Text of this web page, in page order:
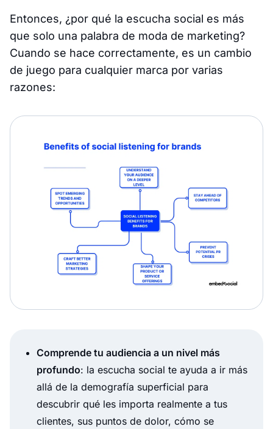
Entonces, ¿por qué la escucha social es más
que solo una palabra de moda de marketing?
Cuando se hace correctamente, es un cambio
de juego para cualquier marca por varias
razones:
Comprende tu audiencia a un nivel más
profundo: la escucha social te ayuda a ir más
allá de la demografía superficial para
descubrir qué les importa realmente a tus
clientes, sus puntos de dolor, cómo se